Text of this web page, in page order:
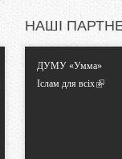
НАШІ
ДУМУ «Умма»
Іслам для всіх